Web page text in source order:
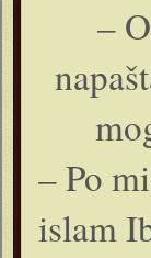
–
– Po
islam